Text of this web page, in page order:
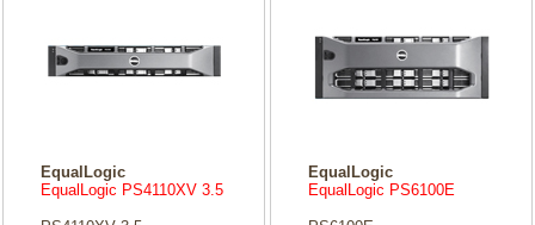
EqualLogic
EqualLogic PS4110XV 3.5
EqualLogic
EqualLogic PS6100E